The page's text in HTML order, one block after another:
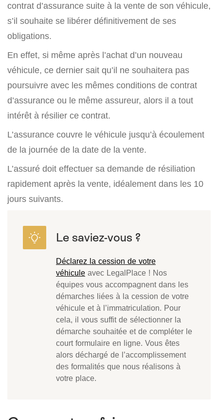
contrat d’assurance suite à la vente de son véhicule,
s’il souhaite se libérer définitivement de ses
obligations.
En effet, si même après l’achat d’un nouveau
véhicule, ce dernier sait qu’il ne souhaitera pas
poursuivre avec les mêmes conditions de contrat
d’assurance ou le même assureur, alors il a tout
intérêt à résilier ce contrat.
L’assurance couvre le véhicule jusqu’à écoulement
de la journée de la date de la vente.
L’assuré doit effectuer sa demande de résiliation
rapidement après la vente, idéalement dans les 10
jours suivants.
Déclarez la cession de votre
véhicule avec LegalPlace ! Nos
équipes vous accompagnent dans les
démarches liées à la cession de votre
véhicule et à l’immatriculation. Pour
cela, il vous suffit de sélectionner la
démarche souhaitée et de compléter le
court formulaire en ligne. Vous êtes
alors déchargé de l’accomplissement
des formalités que nous réalisons à
votre place.